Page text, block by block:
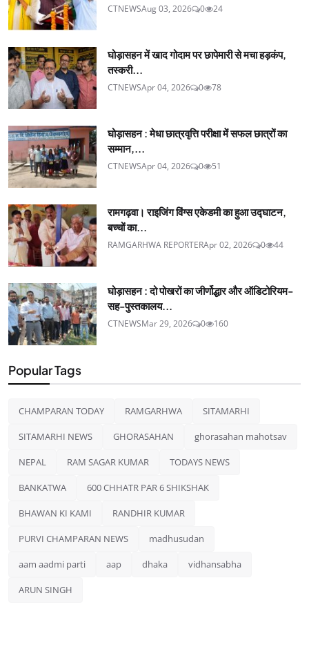
CTNEWSAug 03, 2026 0 24
घोड़ासहन में खाद गोदाम पर छापेमारी से मचा हड़कंप,
तस्करी...
CTNEWSApr 04, 2026 0 78
घोड़ासहन : मेधा छात्रवृत्ति परीक्षा में सफल छात्रों का
सम्मान,...
CTNEWSApr 04, 2026 0 51
रामगढ़वा। राइजिंग विंग्स एकेडमी का हुआ उद्घाटन,
बच्चों का...
RAMGARHWA REPORTERApr 02, 2026 0 44
घोड़ासहन : दो पोखरों का जीर्णोद्धार और ऑडिटोरियम-
सह-पुस्तकालय...
CTNEWSMar 29, 2026 0 160
Popular Tags
CHAMPARAN TODAY RAMGARHWA SITAMARHI
SITAMARHI NEWS GHORASAHAN ghorasahan mahotsav
NEPAL RAM SAGAR KUMAR TODAYS NEWS
BANKATWA 600 CHHATR PAR 6 SHIKSHAK
BHAWAN KI KAMI RANDHIR KUMAR
PURVI CHAMPARAN NEWS madhusudan
aam aadmi parti aap dhaka vidhansabha
ARUN SINGH